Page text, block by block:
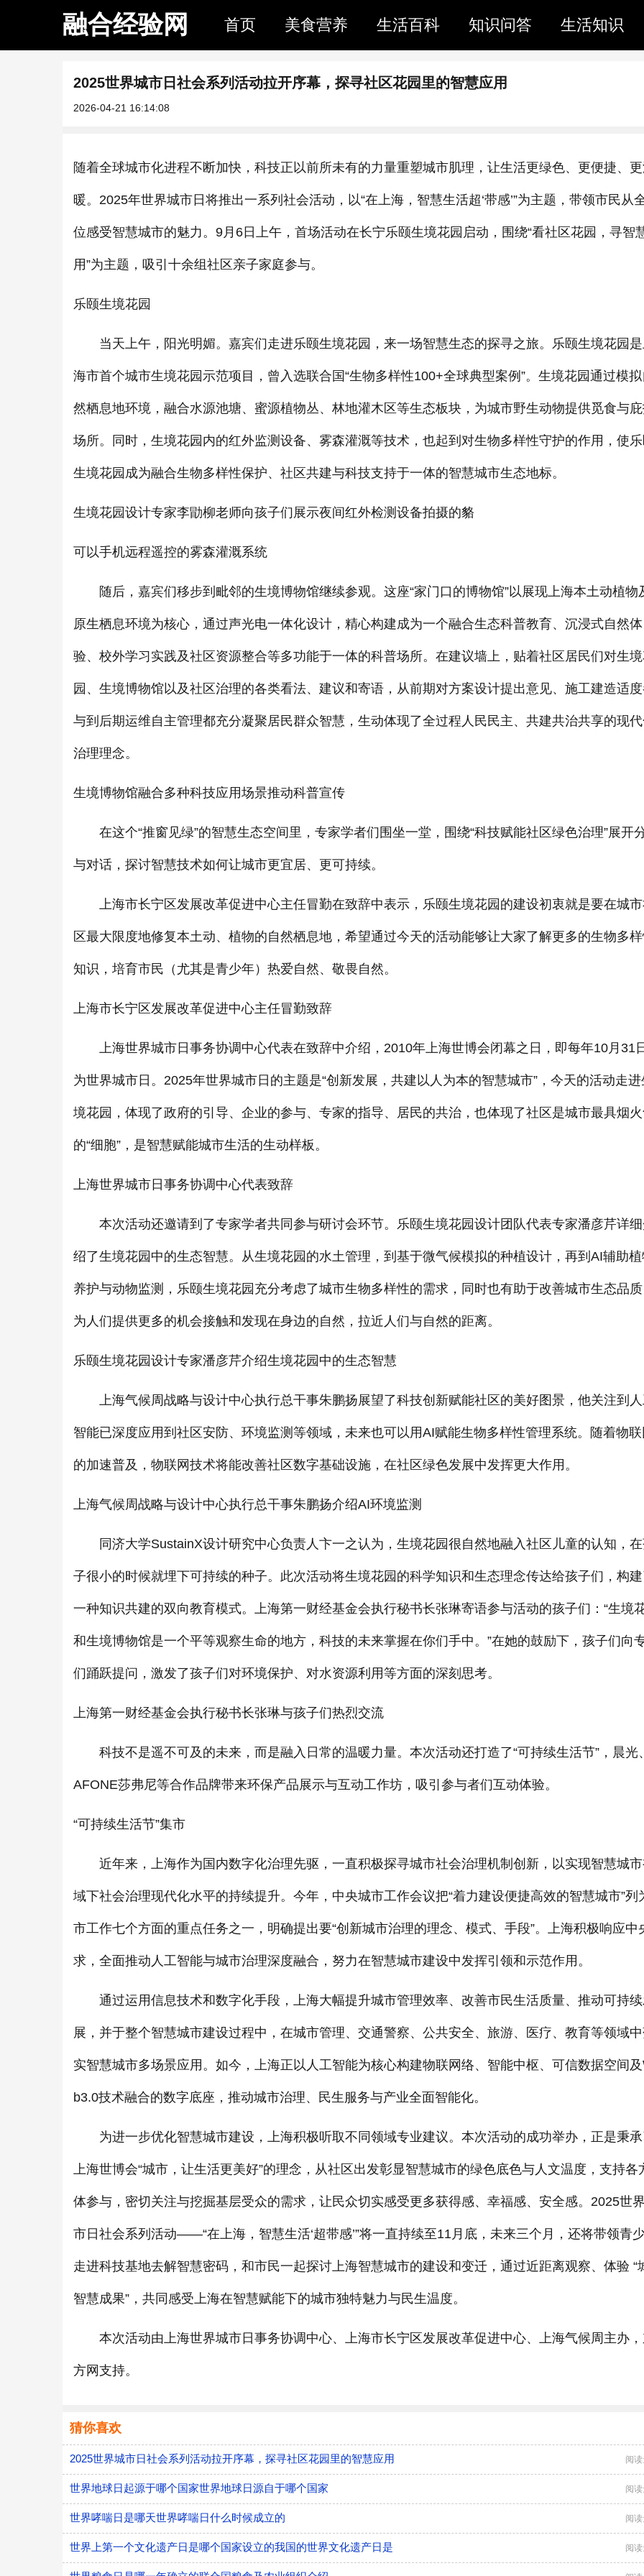
融合经验网 首页 美食营养 生活百科 知识问答 生活知识
2025世界城市日社会系列活动拉开序幕，探寻社区花园里的智慧应用
2026-04-21 16:14:08
随着全球城市化进程不断加快，科技正以前所未有的力量重塑城市肌理，让生活更绿色、更便捷、更
暖。2025年世界城市日将推出一系列社会活动，以“在上海，智慧生活超‘带感’”为主题，带领市民从
位感受智慧城市的魅力。9月6日上午，首场活动在长宁乐颐生境花园启动，围绕“看社区花园，寻智
用”为主题，吸引十余组社区亲子家庭参与。
乐颐生境花园
当天上午，阳光明媚。嘉宾们走进乐颐生境花园，来一场智慧生态的探寻之旅。乐颐生境花园是
海市首个城市生境花园示范项目，曾入选联合国“生物多样性100+全球典型案例”。生境花园通过模拟
然栖息地环境，融合水源池塘、蜜源植物丛、林地灌木区等生态板块，为城市野生动物提供觅食与
场所。同时，生境花园内的红外监测设备、雾森灌溉等技术，也起到对生物多样性守护的作用，使
生境花园成为融合生物多样性保护、社区共建与科技支持于一体的智慧城市生态地标。
生境花园设计专家李勖柳老师向孩子们展示夜间红外检测设备拍摄的貉
可以手机远程遥控的雾森灌溉系统
随后，嘉宾们移步到毗邻的生境博物馆继续参观。这座“家门口的博物馆”以展现上海本土动植物
原生栖息环境为核心，通过声光电一体化设计，精心构建成为一个融合生态科普教育、沉浸式自然体
验、校外学习实践及社区资源整合等多功能于一体的科普场所。在建议墙上，贴着社区居民们对生
园、生境博物馆以及社区治理的各类看法、建议和寄语，从前期对方案设计提出意见、施工建造适
与到后期运维自主管理都充分凝聚居民群众智慧，生动体现了全过程人民民主、共建共治共享的现
治理理念。
生境博物馆融合多种科技应用场景推动科普宣传
在这个“推窗见绿”的智慧生态空间里，专家学者们围坐一堂，围绕“科技赋能社区绿色治理”展开
与对话，探讨智慧技术如何让城市更宜居、更可持续。
上海市长宁区发展改革促进中心主任冒勤在致辞中表示，乐颐生境花园的建设初衷就是要在城市
区最大限度地修复本土动、植物的自然栖息地，希望通过今天的活动能够让大家了解更多的生物多
知识，培育市民（尤其是青少年）热爱自然、敬畏自然。
上海市长宁区发展改革促进中心主任冒勤致辞
上海世界城市日事务协调中心代表在致辞中介绍，2010年上海世博会闭幕之日，即每年10月31
为世界城市日。2025年世界城市日的主题是“创新发展，共建以人为本的智慧城市”，今天的活动走进
境花园，体现了政府的引导、企业的参与、专家的指导、居民的共治，也体现了社区是城市最具烟
的“细胞”，是智慧赋能城市生活的生动样板。
上海世界城市日事务协调中心代表致辞
本次活动还邀请到了专家学者共同参与研讨会环节。乐颐生境花园设计团队代表专家潘彦芹详细
绍了生境花园中的生态智慧。从生境花园的水土管理，到基于微气候模拟的种植设计，再到AI辅助植
养护与动物监测，乐颐生境花园充分考虑了城市生物多样性的需求，同时也有助于改善城市生态品质
为人们提供更多的机会接触和发现在身边的自然，拉近人们与自然的距离。
乐颐生境花园设计专家潘彦芹介绍生境花园中的生态智慧
上海气候周战略与设计中心执行总干事朱鹏扬展望了科技创新赋能社区的美好图景，他关注到人
智能已深度应用到社区安防、环境监测等领域，未来也可以用AI赋能生物多样性管理系统。随着物联
的加速普及，物联网技术将能改善社区数字基础设施，在社区绿色发展中发挥更大作用。
上海气候周战略与设计中心执行总干事朱鹏扬介绍AI环境监测
同济大学SustainX设计研究中心负责人卞一之认为，生境花园很自然地融入社区儿童的认知，
子很小的时候就埋下可持续的种子。此次活动将生境花园的科学知识和生态理念传达给孩子们，构建
一种知识共建的双向教育模式。上海第一财经基金会执行秘书长张琳寄语参与活动的孩子们：“生境
和生境博物馆是一个平等观察生命的地方，科技的未来掌握在你们手中。”在她的鼓励下，孩子们向
们踊跃提问，激发了孩子们对环境保护、对水资源利用等方面的深刻思考。
上海第一财经基金会执行秘书长张琳与孩子们热烈交流
科技不是遥不可及的未来，而是融入日常的温暖力量。本次活动还打造了“可持续生活节”，晨光
AFONE莎弗尼等合作品牌带来环保产品展示与互动工作坊，吸引参与者们互动体验。
“可持续生活节”集市
近年来，上海作为国内数字化治理先驱，一直积极探寻城市社会治理机制创新，以实现智慧城
域下社会治理现代化水平的持续提升。今年，中央城市工作会议把“着力建设便捷高效的智慧城市”列
市工作七个方面的重点任务之一，明确提出要“创新城市治理的理念、模式、手段”。上海积极响应中
求，全面推动人工智能与城市治理深度融合，努力在智慧城市建设中发挥引领和示范作用。
通过运用信息技术和数字化手段，上海大幅提升城市管理效率、改善市民生活质量、推动可持
展，并于整个智慧城市建设过程中，在城市管理、交通警察、公共安全、旅游、医疗、教育等领域
实智慧城市多场景应用。如今，上海正以人工智能为核心构建物联网络、智能中枢、可信数据空间
b3.0技术融合的数字底座，推动城市治理、民生服务与产业全面智能化。
为进一步优化智慧城市建设，上海积极听取不同领域专业建议。本次活动的成功举办，正是秉承
上海世博会“城市，让生活更美好”的理念，从社区出发彰显智慧城市的绿色底色与人文温度，支持各
体参与，密切关注与挖掘基层受众的需求，让民众切实感受更多获得感、幸福感、安全感。2025世
市日社会系列活动——“在上海，智慧生活‘超带感’”将一直持续至11月底，未来三个月，还将带领青
走进科技基地去解智慧密码，和市民一起探讨上海智慧城市的建设和变迁，通过近距离观察、体验 “
智慧成果”，共同感受上海在智慧赋能下的城市独特魅力与民生温度。
本次活动由上海世界城市日事务协调中心、上海市长宁区发展改革促进中心、上海气候周主办
方网支持。
猜你喜欢
2025世界城市日社会系列活动拉开序幕，探寻社区花园里的智慧应用 阅
世界地球日起源于哪个国家世界地球日源自于哪个国家 阅
世界哮喘日是哪天世界哮喘日什么时候成立的 阅
世界上第一个文化遗产日是哪个国家设立的我国的世界文化遗产日是 阅